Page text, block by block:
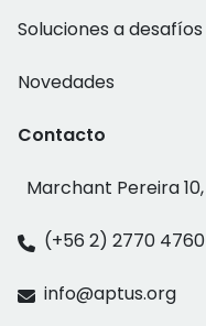
Soluciones a desafíos
Novedades
Contacto
Marchant Pereira
(+56 2) 2770 4760
info@aptus.org